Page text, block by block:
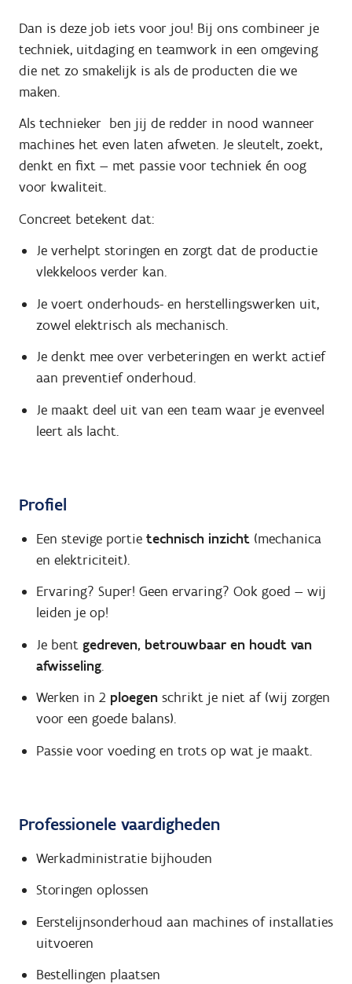
Dan is deze job iets voor jou! Bij ons combineer je
techniek, uitdaging en teamwork in een omgeving
die net zo smakelijk is als de producten die we
maken.
Als technieker ben jij de redder in nood wanneer
machines het even laten afweten. Je sleutelt, zoekt,
denkt en fixt — met passie voor techniek én oog
voor kwaliteit.
Concreet betekent dat:
Je verhelpt storingen en zorgt dat de productie
vlekkeloos verder kan.
Je voert onderhouds- en herstellingswerken uit,
zowel elektrisch als mechanisch.
Je denkt mee over verbeteringen en werkt actief
aan preventief onderhoud.
Je maakt deel uit van een team waar je evenveel
leert als lacht.
Profiel
Een stevige portie technisch inzicht(mechanica
en elektriciteit).
Ervaring? Super! Geen ervaring? Ook goed — wij
leiden je op!
Je bent gedreven, betrouwbaar en houdt van
afwisseling.
Werken in 2ploegenschrikt je niet af (wij zorgen
voor een goede balans).
Passie voor voeding en trots op wat je maakt.
Professionele vaardigheden
Werkadministratie bijhouden
Storingen oplossen
Eerstelijnsonderhoud aan machines of installaties
uitvoeren
Bestellingen plaatsen